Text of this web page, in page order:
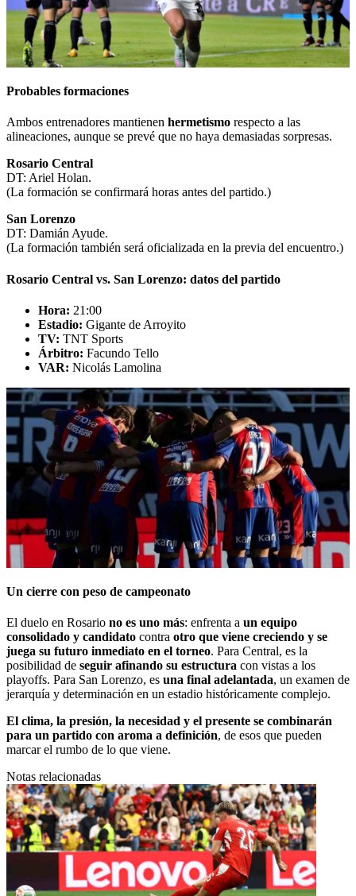
Probables formaciones
Ambos entrenadores mantienen hermetismo respecto a las
alineaciones, aunque se prevé que no haya demasiadas sorpresas.
Rosario Central
DT: Ariel Holan.
(La formación se confirmará horas antes del partido.)
San Lorenzo
DT: Damián Ayude.
(La formación también será oficializada en la previa del encuentro.)
Rosario Central vs. San Lorenzo: datos del partido
Hora: 21:00
Estadio: Gigante de Arroyito
TV: TNT Sports
Árbitro: Facundo Tello
VAR: Nicolás Lamolina
Un cierre con peso de campeonato
El duelo en Rosario no es uno más: enfrenta a un equipo
consolidado y candidato contra otro que viene creciendo y se
juega su futuro inmediato en el torneo. Para Central, es la
posibilidad de seguir afinando su estructura con vistas a los
playoffs. Para San Lorenzo, es una final adelantada, un examen de
jerarquía y determinación en un estadio históricamente complejo.
El clima, la presión, la necesidad y el presente se combinarán
para un partido con aroma a definición, de esos que pueden
marcar el rumbo de lo que viene.
Notas relacionadas